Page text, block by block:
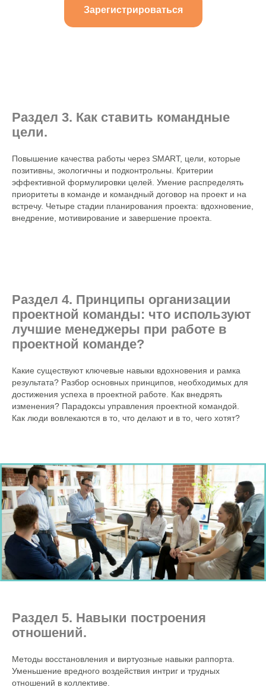
Зарегистрироваться
Раздел 3. Как ставить командные
цели.
Повышение качества работы через SMART, цели, которые
позитивны, экологичны и подконтрольны. Критерии
эффективной формулировки целей. Умение распределять
приоритеты в команде и командный договор на проект и на
встречу. Четыре стадии планирования проекта: вдохновение,
внедрение, мотивирование и завершение проекта.
Раздел 4. Принципы организации
проектной команды: что используют
лучшие менеджеры при работе в
проектной команде?
Какие существуют ключевые навыки вдохновения и рамка
результата? Разбор основных принципов, необходимых для
достижения успеха в проектной работе. Как внедрять
изменения? Парадоксы управления проектной командой.
Как люди вовлекаются в то, что делают и в то, чего хотят?
Раздел 5. Навыки построения
отношений.
Методы восстановления и виртуозные навыки раппорта.
Уменьшение вредного воздействия интриг и трудных
отношений в коллективе.